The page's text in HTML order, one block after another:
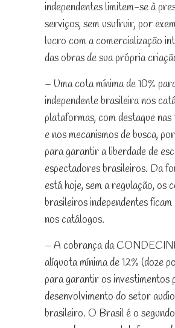
independentes limitem-se à
serviços, sem usufruir, por
lucro com a comercialização
das obras de sua própria
– Uma cota mínima de 10%
independente brasileira nos
plataformas, com destaque nas
e nos mecanismos de busca,
para garantir a liberdade de
espectadores brasileiros. Da
está hoje, sem a regulação, os
brasileiros independentes ficam
nos catálogos.
– A cobrança da
alíquota mínima de 12% (doze
para garantir os investimentos
desenvolvimento do setor
brasileiro. O Brasil é o